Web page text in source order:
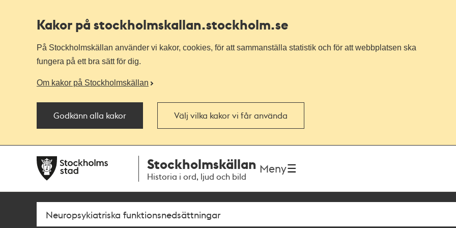
Kakor på stockholmskallan.stockholm.se
På Stockholmskällan använder vi kakor, cookies, för att sammanställa statistik och för att webbplatsen ska
fungera på ett bra sätt för dig.
Om kakor på Stockholmskällan
Godkänn alla kakor Välj vilka kakor vi får använda
navigationen
huvudinnehållet
Stockholmskällan
Historia i ord, ljud och bild
Meny
Sök